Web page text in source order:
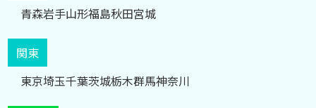
青森岩手山形福島秋田宮城
関東
東京埼玉千葉茨城栃木群馬神奈川